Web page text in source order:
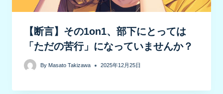
【断言】その1on1、部下にとっては
「ただの苦行」になっていませんか？
By Masato Takizawa 2025年12月25日